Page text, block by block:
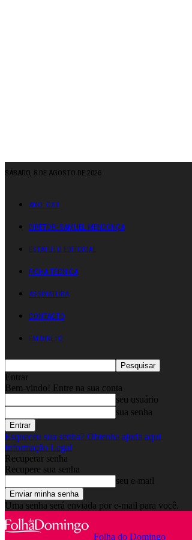
SÁBADO, 8 DE AGOSTO DE 2026
ANO: CXII
DIRETOR: SAMUEL MENDONÇA
ESTATUTO EDITORIAL
FICHA TÉCNICA
ASSINATURA
CONTACTO
EM DIRETO
Entrar
Bem-vindo! Entre na sua conta
seu usuário
sua senha
Esqueceu sua senha? Obtenha ajuda aqui
Informação Legal
Recuperar senha
Recupere sua senha
seu e-mail
Uma senha será enviada por e-mail para você.
Folha do Domingo